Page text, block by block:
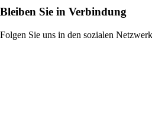
Bleiben Sie in Verbindung
Folgen Sie uns in den sozialen